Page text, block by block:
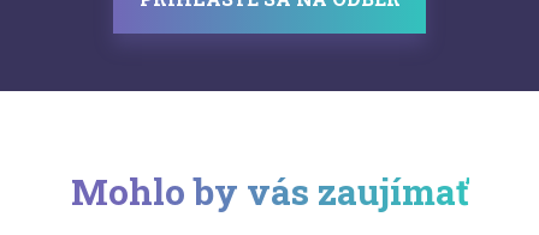
Mohlo by vás zaujímať